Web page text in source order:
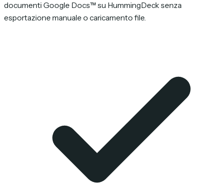
documenti Google Docs™ su HummingDeck senza
esportazione manuale o caricamento file.